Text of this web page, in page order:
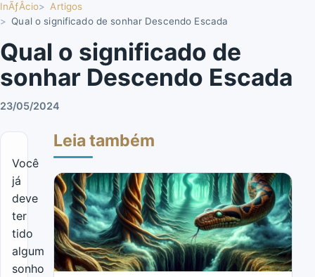
InÃƒÂ­cio
Artigos
Qual o significado de sonhar Descendo Escada
Qual o significado de
sonhar Descendo Escada
23/05/2024
Você
já
deve
ter
tido
algum
sonho
Leia também